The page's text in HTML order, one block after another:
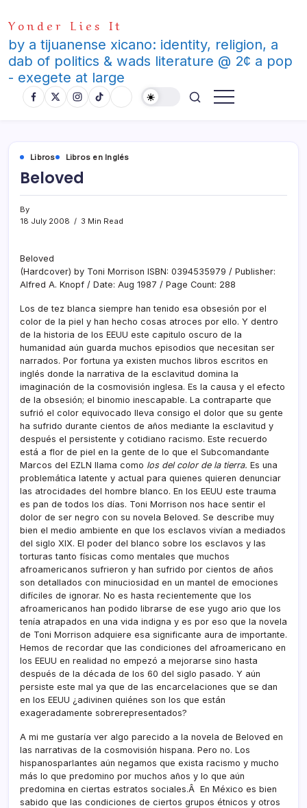
to
content
Yonder Lies It
by a tijuanense xicano: identity, religion, a
dab of politics & wads literature @ 2¢ a pop
- exegete at large
Libros Libros en Inglés
Beloved
By
18 July 2008
3 Min Read
Beloved
(Hardcover) by Toni Morrison ISBN: 0394535979 / Publisher:
Alfred A. Knopf / Date: Aug 1987 / Page Count: 288
Los de tez blanca siempre han tenido esa obsesión por el
color de la piel y han hecho cosas atroces por ello. Y dentro
de la historia de los EEUU este capitulo oscuro de la
humanidad aún guarda muchos episodios que necesitan ser
narrados. Por fortuna ya existen muchos libros escritos en
inglés donde la narrativa de la esclavitud domina la
imaginación de la cosmovisión inglesa. Es la causa y el efecto
de la obsesión; el binomio inescapable. La contraparte que
sufrió el color equivocado lleva consigo el dolor que su gente
ha sufrido durante cientos de años mediante la esclavitud y
después el persistente y cotidiano racismo. Este recuerdo
está a flor de piel en la gente de lo que el Subcomandante
Marcos del EZLN llama como los del color de la tierra. Es una
problemática latente y actual para quienes quieren denunciar
las atrocidades del hombre blanco. En los EEUU este trauma
es pan de todos los dí­as. Toni Morrison nos hace sentir el
dolor de ser negro con su novela Beloved. Se describe muy
bien el medio ambiente en que los esclavos viví­an a mediados
del siglo XIX. El poder del blanco sobre los esclavos y las
torturas tanto fí­sicas como mentales que muchos
afroamericanos sufrieron y han sufrido por cientos de años
son detallados con minuciosidad en un mantel de emociones
difí­ciles de ignorar. No es hasta recientemente que los
afroamericanos han podido librarse de ese yugo ario que los
tení­a atrapados en una vida indigna y es por eso que la novela
de Toni Morrison adquiere esa significante aura de importante.
Hemos de recordar que las condiciones del afroamericano en
los EEUU en realidad no empezó a mejorarse sino hasta
después de la década de los 60 del siglo pasado. Y aún
persiste este mal ya que de las encarcelaciones que se dan
en los EEUU ¿adivinen quiénes son los que están
exageradamente sobrerepresentados?
A mi me gustarí­a ver algo parecido a la novela de Beloved en
las narrativas de la cosmovisión hispana. Pero no. Los
hispanosparlantes aún negamos que exista racismo y mucho
más lo que predomino por muchos años y lo que aún
predomina en ciertas estratos sociales.Â En México es bien
sabido que las condiciones de ciertos grupos étnicos y otros